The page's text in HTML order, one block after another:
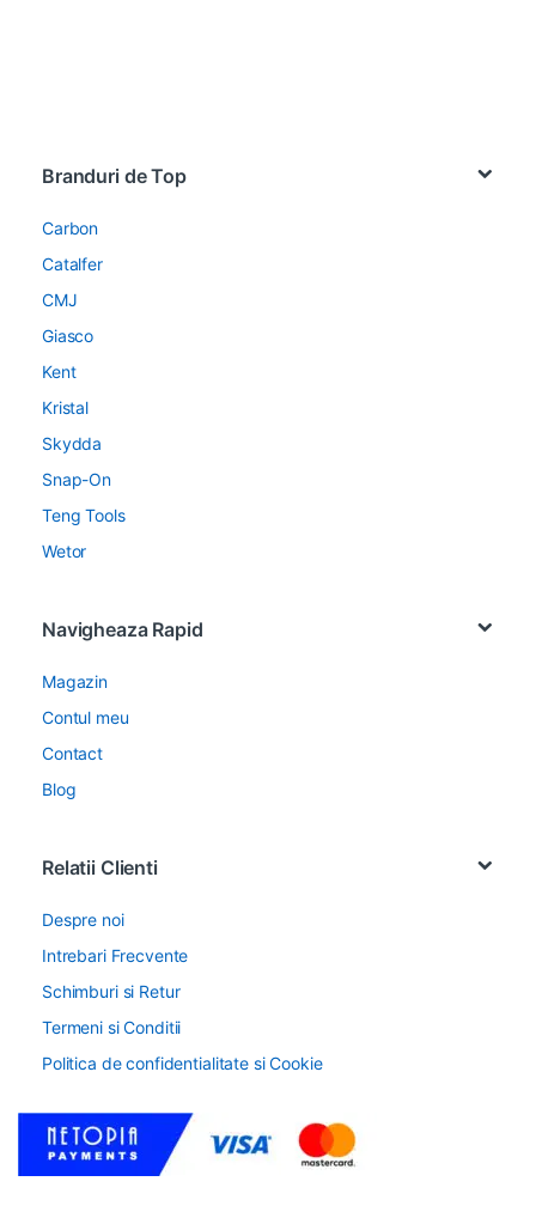
Branduri de Top
Carbon
Catalfer
CMJ
Giasco
Kent
Kristal
Skydda
Snap-On
Teng Tools
Wetor
Navigheaza Rapid
Magazin
Contul meu
Contact
Blog
Relatii Clienti
Despre noi
Intrebari Frecvente
Schimburi si Retur
Termeni si Conditii
Politica de confidentialitate si Cookie